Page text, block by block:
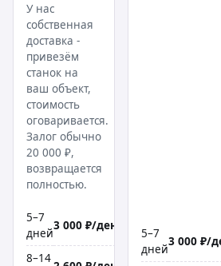
У нас
собственная
доставка -
привезём
станок на
ваш объект,
стоимость
оговаривается.
Залог обычно
20 000 ₽,
возвращается
полностью.
5–7
дней
3 000 ₽/день
8–14
5–7
дней
3 000 ₽/